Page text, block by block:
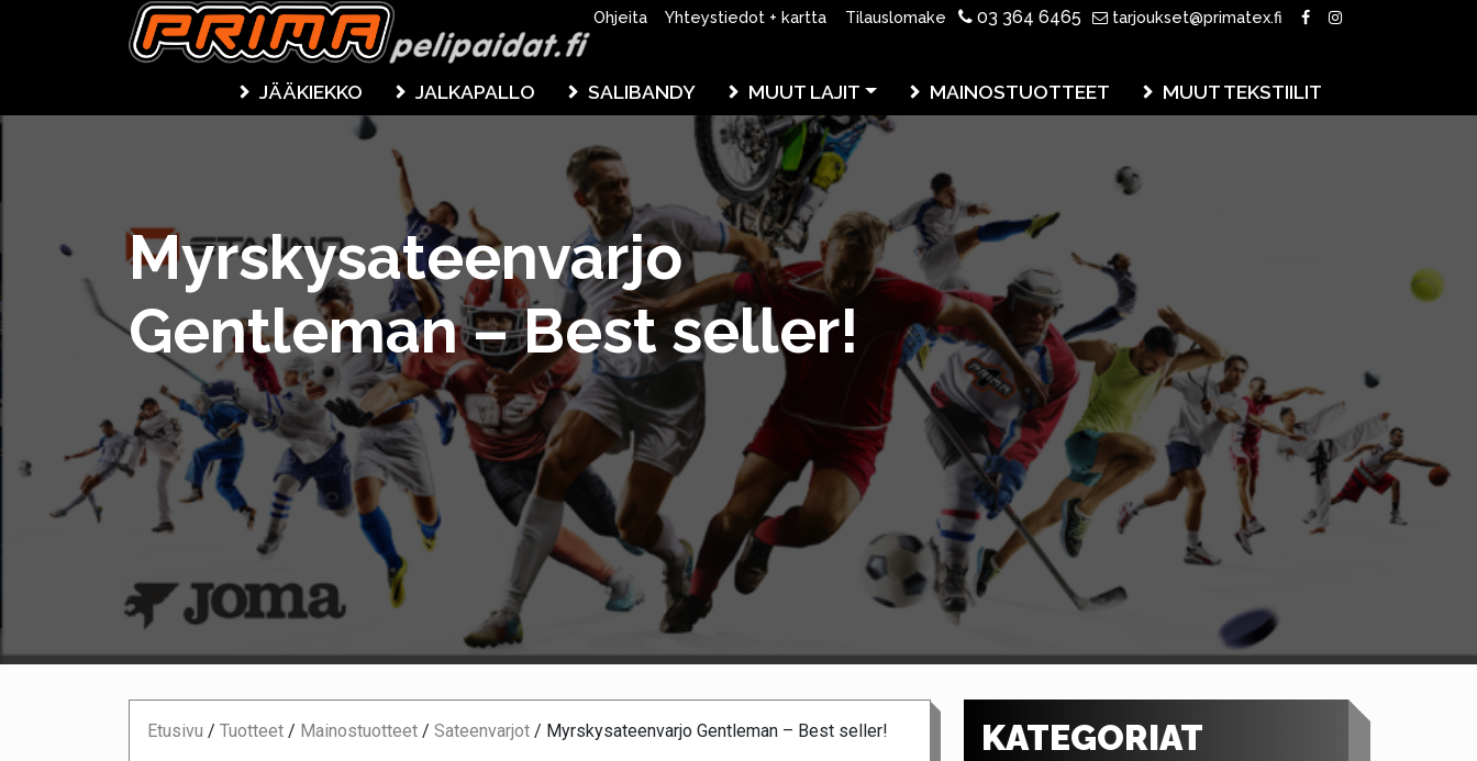
Ohjeita Yhteystiedot + kartta Tilauslomake 03 364 6465 tarjoukset@primatex.fi
JÄÄKIEKKO JALKAPALLO SALIBANDY MUUT LAJIT MAINOSTUOTTEET MUUT TEKSTIILIT
Myrskysateenvarjo
Gentleman – Best seller!
Etusivu / Tuotteet / Mainostuotteet / Sateenvarjot / Myrskysateenvarjo Gentleman – Best seller! KATEGORIAT